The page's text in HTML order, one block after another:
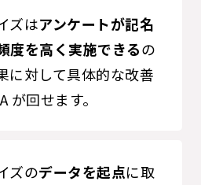
ズはアンケートが記名
度を高く実施できるの
に対して具体的な改善
が回せます。
ズのデータを起点に取